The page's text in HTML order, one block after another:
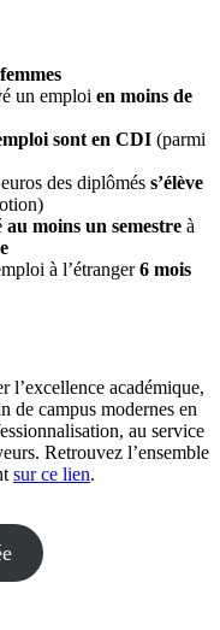
femmes
un emploi en moins de
sont en CDI (parmi
des diplômés s’élève
au moins un semestre à
à l’étranger6 mois
l’excellence académique,
de campus modernes en
au service
Retrouvez l’ensemble
sur ce lien.